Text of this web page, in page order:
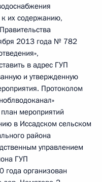
к их содержанию,
2013 года № 782
в адрес ГУП
и утвержденную
Протоколом
мероприятий
в Иссадском сельском
района
управлением
ГУП
года организован